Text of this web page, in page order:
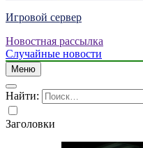
Игровой сервер
Новостная рассылка
Случайные новости
Меню
Найти:
Заголовки